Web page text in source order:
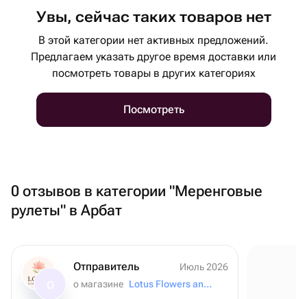
Увы, сейчас таких товаров нет
В этой категории нет активных предложений.
Предлагаем указать другое время доставки или
посмотреть товары в других категориях
Посмотреть
0 отзывов в категории "Меренговые
рулеты" в Арбат
Отправитель
Июль 2026
о магазине
Lotus Flowers and Gifts